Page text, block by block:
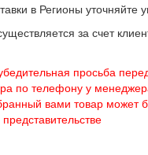
в Регионы уточняйте
за счет
просьба
по телефону у
вами товар может